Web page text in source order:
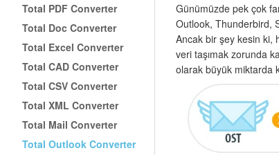
Total PDF Converter
Total Doc Converter
Total Excel Converter
Total CAD Converter
Total CSV Converter
Total XML Converter
Total Mail Converter
Total Outlook Converter
Günümüzde pek çok
Outlook, Thunderbird,
Ancak bir şey kesin ki,
veri taşımak zorunda
olarak büyük miktarda